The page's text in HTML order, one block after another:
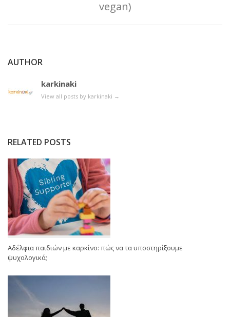
vegan)
AUTHOR
karkinaki
View all posts by karkinaki →
RELATED POSTS
Αδέλφια παιδιών με καρκίνο: πώς να τα υποστηρίξουμε
ψυχολογικά;